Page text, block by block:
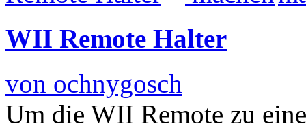
WII Remote Halter
von ochnygosch
Um die WII Remote zu